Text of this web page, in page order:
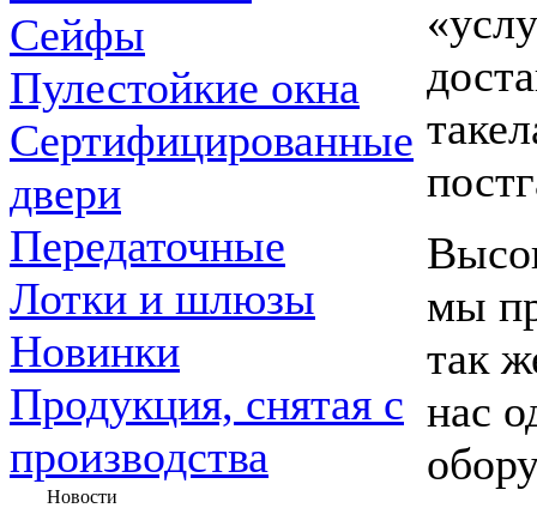
Сейфы
Пулестойкие окна
Сертифицированные
двери
Передаточные
Лотки и шлюзы
Новинки
Продукция, снятая с
производства
Новости
мы
так
нас